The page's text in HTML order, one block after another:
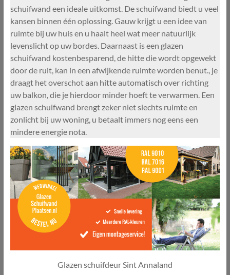
schuifwand een ideale uitkomst. De schuifwand biedt u veel
kansen binnen één oplossing. Gauw krijgt u een idee van
ruimte bij uw huis en u haalt heel wat meer natuurlijk
levenslicht op uw bordes. Daarnaast is een glazen
schuifwand kostenbesparend, de hitte die wordt opgewekt
door de ruit, kan in een afwijkende ruimte worden benut., je
draagt het overschot aan hitte automatisch over richting
uw balkon, die je hierdoor minder hoeft te verwarmen. Een
glazen schuifwand brengt zeker niet slechts ruimte en
zonlicht bij uw woning, u betaalt immers nog eens een
mindere energie nota.
Glazen schuifdeur Sint Annaland